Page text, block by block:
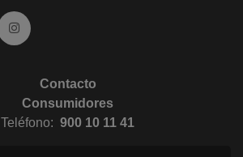
Ir a Instagram (abre en ventana nueva)
Contacto
Consumidores
Teléfono: 900 10 11 41